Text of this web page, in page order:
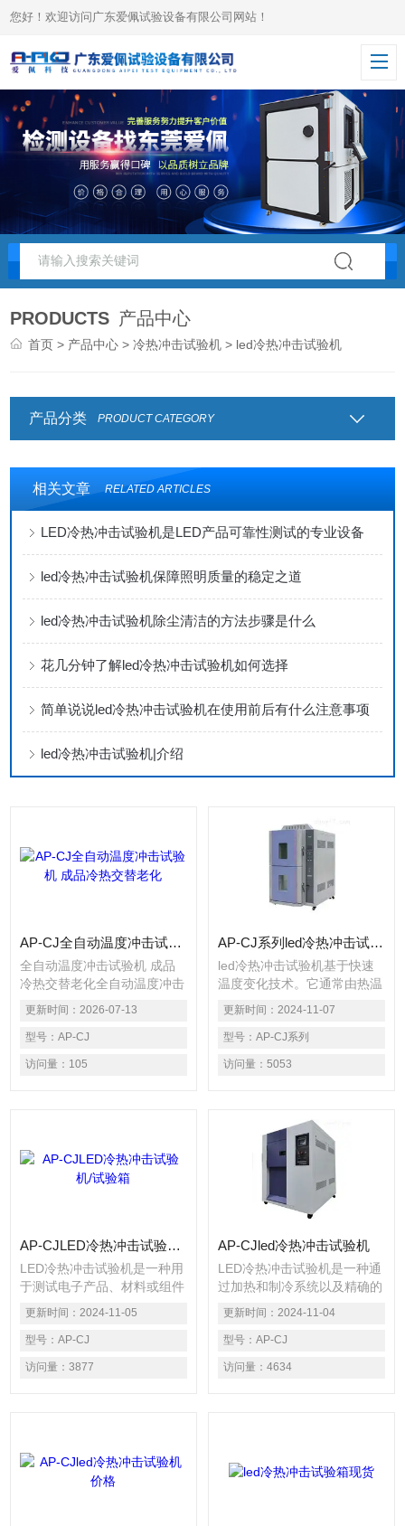
您好！欢迎访问广东爱佩试验设备有限公司网站！
PRODUCTS 产品中心
首页 > 产品中心 >冷热冲击试验机 > led冷热冲击试验机
产品分类 PRODUCT CATEGORY
相关文章 RELATED ARTICLES
LED冷热冲击试验机是LED产品可靠性测试的专业设备
led冷热冲击试验机保障照明质量的稳定之道
led冷热冲击试验机除尘清洁的方法步骤是什么
花几分钟了解led冷热冲击试验机如何选择
简单说说led冷热冲击试验机在使用前后有什么注意事项
led冷热冲击试验机|介绍
AP-CJ全自动温度冲击试验机 成品冷热交替老化
全自动温度冲击试验机 成品
冷热交替老化全自动温度冲击
试验机是工业领域专用的冷热
交替老化可靠性检测设备，严
格遵循国标试验标准，主要用
于模拟产品在高温、极低温瞬
时切换的严苛工况，精准验证
更新时间： 2026-07-13
型号： AP-CJ
访问量： 105
AP-CJ系列led冷热冲击试验机
led冷热冲击试验机基于快速
温度变化技术。它通常由热温
区、冷温区和测试区三部分组
成，具有蓄热蓄冷冲击效果。
在测试过程中，待测LED产品
首先在热温区或冷温区达到稳
态温度，然后迅速移动到测试
更新时间： 2024-11-07
型号： AP-CJ系列
访问量： 5053
AP-CJLED冷热冲击试验机/试验箱
LED冷热冲击试验机是一种用
于测试电子产品、材料或组件
在快速温度变化下的稳定性和
可靠性的设备。该试验机使用
高低温箱和液氮或液气作为冷
热介质，通过控制温度、时间
和循环次数来模拟实际应用场
更新时间： 2024-11-05
型号： AP-CJ
访问量： 3877
AP-CJled冷热冲击试验机
LED冷热冲击试验机是一种通
过加热和制冷系统以及精确的
温湿度控制装置，快速改变测
试区温度，从而在极短时间内
完成对产品从低温到高温或从
高温到低温循环冲击的试验设
备。这种设备能够模拟LED产
更新时间： 2024-11-04
型号： AP-CJ
访问量： 4634